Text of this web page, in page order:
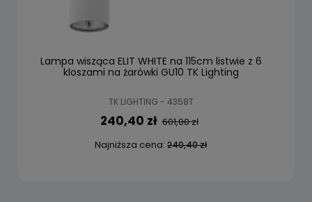
Lampa wisząca ELIT WHITE na 115cm listwie z 6
kloszami na żarówki GU10 TK Lighting
TK LIGHTING - 4358T
240,40 zł 601,00 zł
Najniższa cena: 240,40 zł